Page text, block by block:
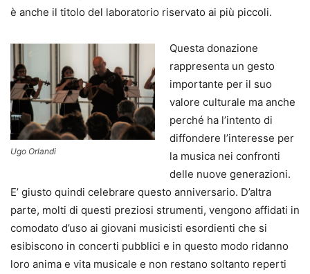
è anche il titolo del laboratorio riservato ai più piccoli.
Ugo Orlandi
Questa donazione
rappresenta un gesto
importante per il suo
valore culturale ma anche
perché ha l’intento di
diffondere l’interesse per
la musica nei confronti
delle nuove generazioni.
E’ giusto quindi celebrare questo anniversario. D’altra
parte, molti di questi preziosi strumenti, vengono affidati in
comodato d’uso ai giovani musicisti esordienti che si
esibiscono in concerti pubblici e in questo modo ridanno
loro anima e vita musicale e non restano soltanto reperti